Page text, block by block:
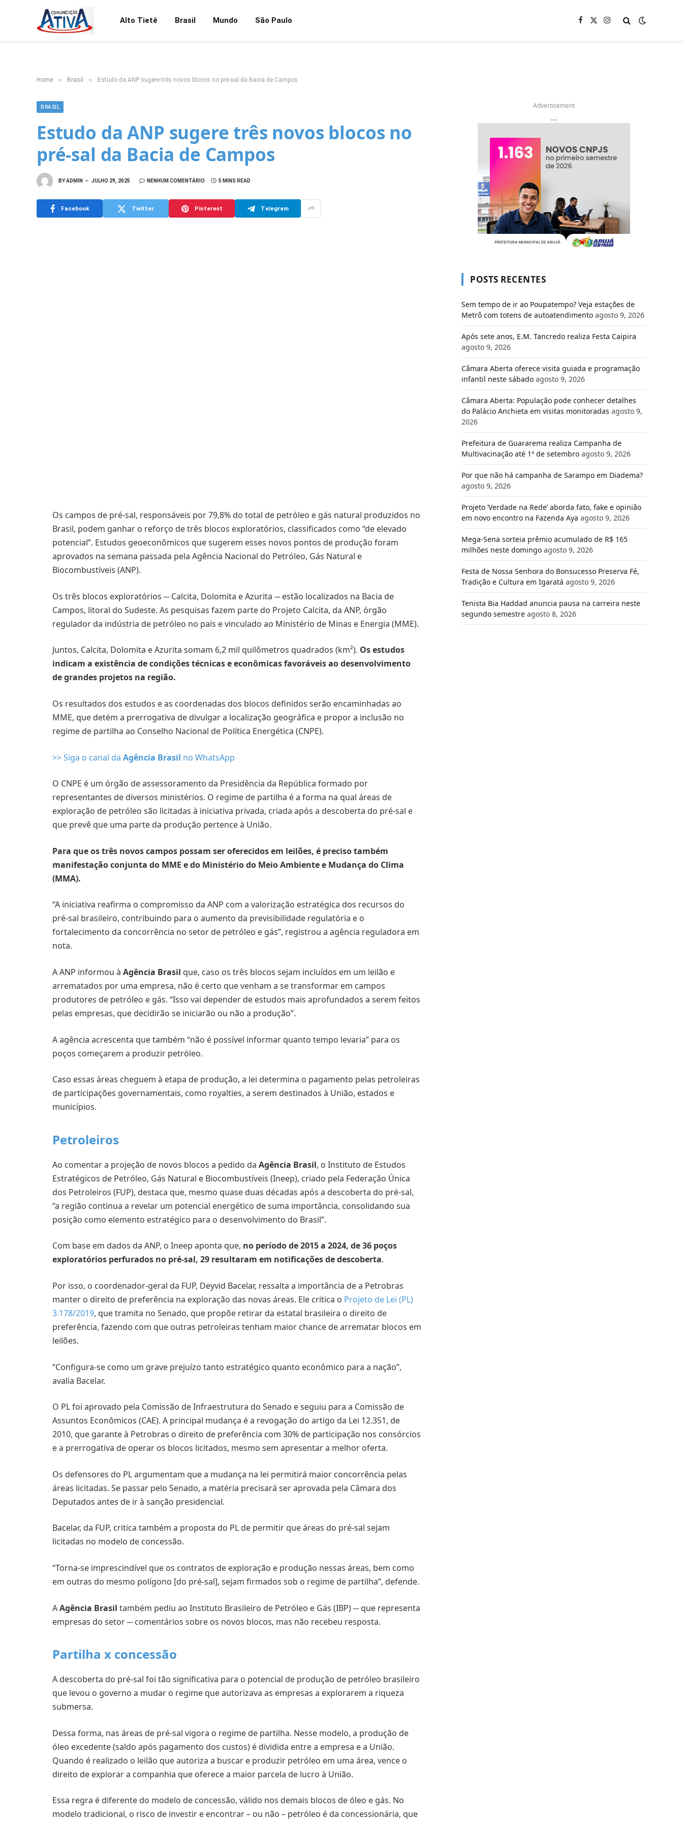
Alto Tietê Brasil Mundo São Paulo Facebook
X
Instagram
Home » Brasil » Estudo da ANP sugere três novos blocos no pré-sal da Bacia de Campos
BRASIL
Estudo da ANP sugere três novos blocos no
pré-sal da Bacia de Campos
BYADMIN JULHO 29, 2025 NENHUM COMENTÁRIO 5 MINS READ
Facebook Twitter Pinterest Telegram
Os campos de pré-sal, responsáveis por 79,8% do total de petróleo e gás natural produzidos no
Brasil, podem ganhar o reforço de três blocos exploratórios, classificados como “de elevado
potencial”. Estudos geoeconômicos que sugerem esses novos pontos de produção foram
aprovados na semana passada pela Agência Nacional do Petróleo, Gás Natural e
Biocombustíveis (ANP).
Os três blocos exploratórios ─ Calcita, Dolomita e Azurita ─ estão localizados na Bacia de
Campos, litoral do Sudeste. As pesquisas fazem parte do Projeto Calcita, da ANP, órgão
regulador da indústria de petróleo no país e vinculado ao Ministério de Minas e Energia (MME).
Juntos, Calcita, Dolomita e Azurita somam 6,2 mil quilômetros quadrados (km²). Os estudos
indicam a existência de condições técnicas e econômicas favoráveis ao desenvolvimento
de grandes projetos na região.
Os resultados dos estudos e as coordenadas dos blocos definidos serão encaminhadas ao
MME, que detém a prerrogativa de divulgar a localização geográfica e propor a inclusão no
regime de partilha ao Conselho Nacional de Política Energética (CNPE).
>> Siga o canal da Agência Brasil no WhatsApp
O CNPE é um órgão de assessoramento da Presidência da República formado por
representantes de diversos ministérios. O regime de partilha é a forma na qual áreas de
exploração de petróleo são licitadas à iniciativa privada, criada após a descoberta do pré-sal e
que prevê que uma parte da produção pertence à União.
Para que os três novos campos possam ser oferecidos em leilões, é preciso também
manifestação conjunta do MME e do Ministério do Meio Ambiente e Mudança do Clima
(MMA).
“A iniciativa reafirma o compromisso da ANP com a valorização estratégica dos recursos do
pré-sal brasileiro, contribuindo para o aumento da previsibilidade regulatória e o
fortalecimento da concorrência no setor de petróleo e gás”, registrou a agência reguladora em
nota.
A ANP informou à Agência Brasil que, caso os três blocos sejam incluídos em um leilão e
arrematados por uma empresa, não é certo que venham a se transformar em campos
produtores de petróleo e gás. “Isso vai depender de estudos mais aprofundados a serem feitos
pelas empresas, que decidirão se iniciarão ou não a produção”.
A agência acrescenta que também “não é possível informar quanto tempo levaria” para os
poços começarem a produzir petróleo.
Caso essas áreas cheguem à etapa de produção, a lei determina o pagamento pelas petroleiras
de participações governamentais, como royalties, a serem destinados à União, estados e
municípios.
Petroleiros
Ao comentar a projeção de novos blocos a pedido da Agência Brasil, o Instituto de Estudos
Estratégicos de Petróleo, Gás Natural e Biocombustíveis (Ineep), criado pela Federação Única
dos Petroleiros (FUP), destaca que, mesmo quase duas décadas após a descoberta do pré-sal,
“a região continua a revelar um potencial energético de suma importância, consolidando sua
posição como elemento estratégico para o desenvolvimento do Brasil”.
Com base em dados da ANP, o Ineep aponta que, no período de 2015 a 2024, de 36 poços
exploratórios perfurados no pré-sal, 29 resultaram em notificações de descoberta.
Por isso, o coordenador-geral da FUP, Deyvid Bacelar, ressalta a importância de a Petrobras
manter o direito de preferência na exploração das novas áreas. Ele critica o Projeto de Lei (PL)
3.178/2019, que tramita no Senado, que propõe retirar da estatal brasileira o direito de
preferência, fazendo com que outras petroleiras tenham maior chance de arrematar blocos em
leilões.
“Configura-se como um grave prejuízo tanto estratégico quanto econômico para a nação”,
avalia Bacelar.
O PL foi aprovado pela Comissão de Infraestrutura do Senado e seguiu para a Comissão de
Assuntos Econômicos (CAE). A principal mudança é a revogação do artigo da Lei 12.351, de
2010, que garante à Petrobras o direito de preferência com 30% de participação nos consórcios
e a prerrogativa de operar os blocos licitados, mesmo sem apresentar a melhor oferta.
Os defensores do PL argumentam que a mudança na lei permitirá maior concorrência pelas
áreas licitadas. Se passar pelo Senado, a matéria precisará ser aprovada pela Câmara dos
Deputados antes de ir à sanção presidencial.
Bacelar, da FUP, critica também a proposta do PL de permitir que áreas do pré-sal sejam
licitadas no modelo de concessão.
“Torna-se imprescindível que os contratos de exploração e produção nessas áreas, bem como
em outras do mesmo polígono [do pré-sal], sejam firmados sob o regime de partilha”, defende.
AAgência Brasil também pediu ao Instituto Brasileiro de Petróleo e Gás (IBP) ─ que representa
empresas do setor ─ comentários sobre os novos blocos, mas não recebeu resposta.
Partilha x concessão
A descoberta do pré-sal foi tão significativa para o potencial de produção de petróleo brasileiro
que levou o governo a mudar o regime que autorizava as empresas a explorarem a riqueza
submersa.
Dessa forma, nas áreas de pré-sal vigora o regime de partilha. Nesse modelo, a produção de
óleo excedente (saldo após pagamento dos custos) é dividida entre a empresa e a União.
Quando é realizado o leilão que autoriza a buscar e produzir petróleo em uma área, vence o
direito de explorar a companhia que oferece a maior parcela de lucro à União.
Essa regra é diferente do modelo de concessão, válido nos demais blocos de óleo e gás. No
modelo tradicional, o risco de investir e encontrar – ou não – petróleo é da concessionária, que
Advertisement
...
POSTS RECENTES
Sem tempo de ir ao Poupatempo? Veja estações de
Metrô com totens de autoatendimento agosto 9, 2026
Após sete anos, E.M. Tancredo realiza Festa Caipira
agosto 9, 2026
Câmara Aberta oferece visita guiada e programação
infantil neste sábado agosto 9, 2026
Câmara Aberta: População pode conhecer detalhes
do Palácio Anchieta em visitas monitoradas agosto 9,
2026
Prefeitura de Guararema realiza Campanha de
Multivacinação até 1º de setembro agosto 9, 2026
Por que não há campanha de Sarampo em Diadema?
agosto 9, 2026
Projeto ‘Verdade na Rede’ aborda fato, fake e opinião
em novo encontro na Fazenda Aya agosto 9, 2026
Mega-Sena sorteia prêmio acumulado de R$ 165
milhões neste domingo agosto 9, 2026
Festa de Nossa Senhora do Bonsucesso Preserva Fé,
Tradição e Cultura em Igaratá agosto 9, 2026
Tenista Bia Haddad anuncia pausa na carreira neste
segundo semestre agosto 8, 2026